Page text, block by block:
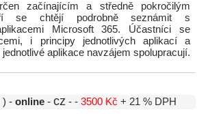
začínajícím a středně pokročilým
se chtějí podrobně seznámit s
Microsoft 365. Účastníci se
i principy jednotlivých aplikací a
aplikace navzájem spolupracují.
) - online - cz - - 3500 Kč + 21 % DPH